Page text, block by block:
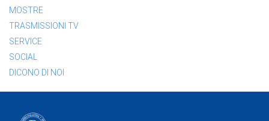
MOSTRE
TRASMISSIONI TV
SERVICE
SOCIAL
DICONO DI NOI